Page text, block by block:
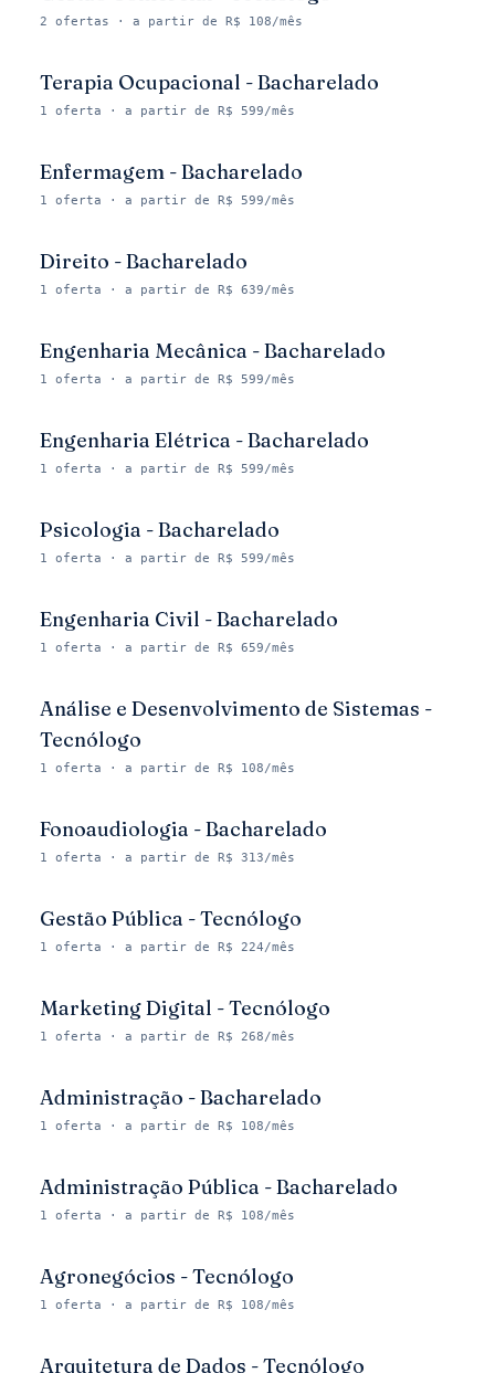
2 ofertas · a partir de R$ 108/mês
Terapia Ocupacional - Bacharelado
1 oferta · a partir de R$ 599/mês
Enfermagem - Bacharelado
1 oferta · a partir de R$ 599/mês
Direito - Bacharelado
1 oferta · a partir de R$ 639/mês
Engenharia Mecânica - Bacharelado
1 oferta · a partir de R$ 599/mês
Engenharia Elétrica - Bacharelado
1 oferta · a partir de R$ 599/mês
Psicologia - Bacharelado
1 oferta · a partir de R$ 599/mês
Engenharia Civil - Bacharelado
1 oferta · a partir de R$ 659/mês
Análise e Desenvolvimento de Sistemas -
Tecnólogo
1 oferta · a partir de R$ 108/mês
Fonoaudiologia - Bacharelado
1 oferta · a partir de R$ 313/mês
Gestão Pública - Tecnólogo
1 oferta · a partir de R$ 224/mês
Marketing Digital - Tecnólogo
1 oferta · a partir de R$ 268/mês
Administração - Bacharelado
1 oferta · a partir de R$ 108/mês
Administração Pública - Bacharelado
1 oferta · a partir de R$ 108/mês
Agronegócios - Tecnólogo
1 oferta · a partir de R$ 108/mês
Arquitetura de Dados - Tecnólogo